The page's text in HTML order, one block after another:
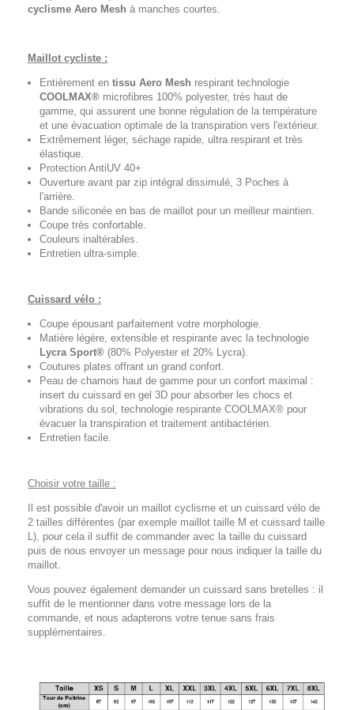
cyclisme Aero Mesh à manches courtes.
Maillot cycliste :
Entièrement en tissu Aero Mesh respirant technologie
COOLMAX® microfibres 100% polyester, très haut de
gamme, qui assurent une bonne régulation de la température
et une évacuation optimale de la transpiration vers l'extérieur.
Extrêmement léger, séchage rapide, ultra respirant et très
élastique.
Protection AntiUV 40+
Ouverture avant par zip intégral dissimulé, 3 Poches à
l'arrière.
Bande siliconée en bas de maillot pour un meilleur maintien.
Coupe très confortable.
Couleurs inaltérables.
Entretien ultra-simple.
Cuissard vélo :
Coupe épousant parfaitement votre morphologie.
Matière légère, extensible et respirante avec la technologie
Lycra Sport® (80% Polyester et 20% Lycra).
Coutures plates offrant un grand confort.
Peau de chamois haut de gamme pour un confort maximal :
insert du cuissard en gel 3D pour absorber les chocs et
vibrations du sol, technologie respirante COOLMAX® pour
évacuer la transpiration et traitement antibactérien.
Entretien facile.
Choisir votre taille :
Il est possible d'avoir un maillot cyclisme et un cuissard vélo de
2 tailles différentes (par exemple maillot taille M et cuissard taille
L), pour cela il suffit de commander avec la taille du cuissard
puis de nous envoyer un message pour nous indiquer la taille du
maillot.
Vous pouvez également demander un cuissard sans bretelles : il
suffit de le mentionner dans votre message lors de la
commande, et nous adapterons votre tenue sans frais
supplémentaires.